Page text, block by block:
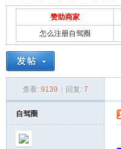
自 » › › ›
赞助商家
怎么注册自驾圈
查看: 9139 回复: 7
自驾圈